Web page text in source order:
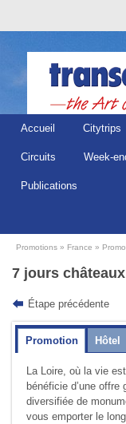
Accueil Citytrips
Circuits Week-
Publications
Promotions France
7 jours
Étape précédente
Promotion Hôtel
La Loire, où la vie
bénéficie d’une offre
diversifiée de
vous emporter le